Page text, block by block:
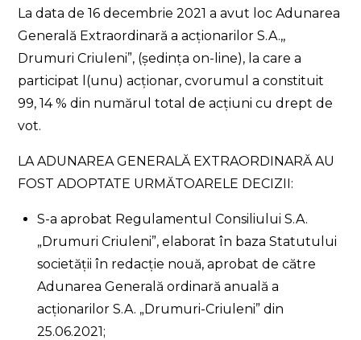
La data de 16 decembrie 2021 a avut loc Adunarea
Generală Extraordinară a acționarilor S.A.,,
Drumuri Criuleni”, (ședința on-line), la care a
participat l(unu) acționar, cvorumul a constituit
99, 14 % din numărul total de acțiuni cu drept de
vot.
LA ADUNAREA GENERALĂ EXTRAORDINARĂ AU
FOST ADOPTATE URMĂTOARELE DECIZII:
S-a aprobat Regulamentul Consiliului S.A.
„Drumuri Criuleni”, elaborat în baza Statutului
societății în redacție nouă, aprobat de către
Adunarea Generală ordinară anuală a
acționarilor S.A. „Drumuri-Criuleni” din
25.06.2021;